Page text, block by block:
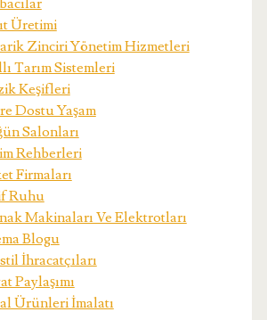
Üretimi
Zinciri Yönetim Hizmetleri
Tarım Sistemleri
Keşifleri
Dostu Yaşam
Salonları
Rehberleri
Firmaları
Ruhu
Makinaları Ve Elektrotları
Blogu
İhracatçıları
Paylaşımı
Ürünleri İmalatı